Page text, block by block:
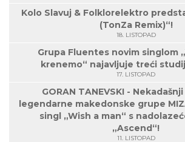
Kolo Slavuj & Folklorelektro
(TonZa Remix)“!
18. LISTOPAD
Grupa Fluentes novim singlom
krenemo“ najavljuje treći
17. LISTOPAD
GORAN TANEVSKI -
legendarne makedonske grupe
singl „Wish a man“ s
„Ascend“!
11. LISTOPAD